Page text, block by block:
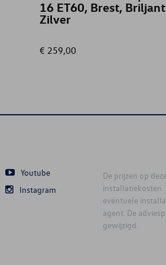
ID.7
NEW CADDY CARGO
NEW GOLF VARIANT
16 ET60, Brest, Briljant
Zilver
€ 259,00
Youtube
Instagram
De prijzen op
installatiekosten.
eventuele
agent. De
gewijzigd.